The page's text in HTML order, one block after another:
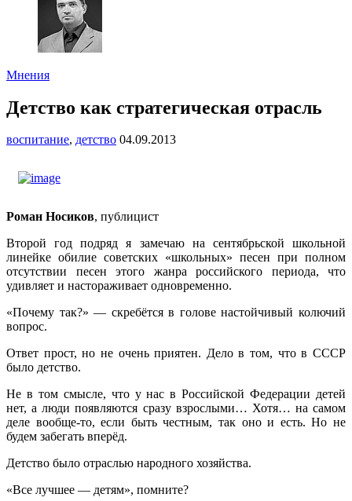
Мнения
Детство как стратегическая отрасль
воспитание, детство 04.09.2013
Роман Носиков, публицист
Второй год подряд я замечаю на сентябрьской школьной
линейке обилие советских «школьных» песен при полном
отсутствии песен этого жанра российского периода, что
удивляет и настораживает одновременно.
«Почему так?» — скребётся в голове настойчивый колючий
вопрос.
Ответ прост, но не очень приятен. Дело в том, что в СССР
было детство.
Не в том смысле, что у нас в Российской Федерации детей
нет, а люди появляются сразу взрослыми… Хотя… на самом
деле вообще-то, если быть честным, так оно и есть. Но не
будем забегать вперёд.
Детство было отраслью народного хозяйства.
«Все лучшее — детям», помните?